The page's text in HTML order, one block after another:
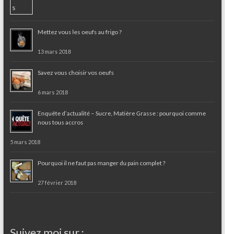
Mettez vous les oeufs au frigo ?
13 mars 2018
Savez vous choisir vos oeufs
6 mars 2018
Enquête d’actualité – Sucre, Matière Grasse : pourquoi comme
nous tous accros
5 mars 2018
Pourquoi il ne faut pas manger du pain complet ?
27 février 2018